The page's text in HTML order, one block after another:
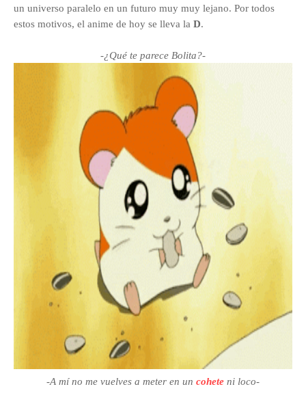
un universo paralelo en un futuro muy muy lejano. Por todos
estos motivos, el anime de hoy se lleva la D.
-¿Qué te parece Bolita?-
-A mí no me vuelves a meter en un cohete ni loco-